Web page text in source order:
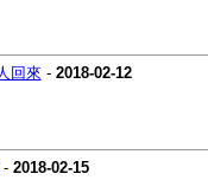
回來 - 2018-02-12
2018-02-15